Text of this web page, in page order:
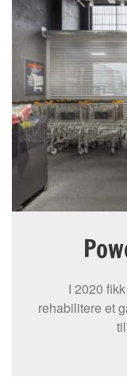
I 2020
rehabilitere et